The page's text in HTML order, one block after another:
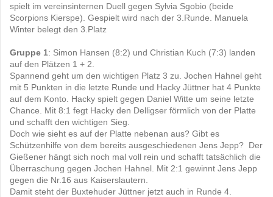
spielt im vereinsinternen Duell gegen Sylvia Sgobio (beide
Scorpions Kierspe). Gespielt wird nach der 3.Runde. Manuela
Winter belegt den 3.Platz
Gruppe 1: Simon Hansen (8:2) und Christian Kuch (7:3) landen
auf den Plätzen 1 + 2.
Spannend geht um den wichtigen Platz 3 zu. Jochen Hahnel geht
mit 5 Punkten in die letzte Runde und Hacky Jüttner hat 4 Punkte
auf dem Konto. Hacky spielt gegen Daniel Witte um seine letzte
Chance. Mit 8:1 fegt Hacky den Delligser förmlich von der Platte
und schafft den wichtigen Sieg.
Doch wie sieht es auf der Platte nebenan aus? Gibt es
Schützenhilfe von dem bereits ausgeschiedenen Jens Jepp? Der
Gießener hängt sich noch mal voll rein und schafft tatsächlich die
Überraschung gegen Jochen Hahnel. Mit 2:1 gewinnt Jens Jepp
gegen die Nr.16 aus Kaiserslautern.
Damit steht der Buxtehuder Jüttner jetzt auch in Runde 4.